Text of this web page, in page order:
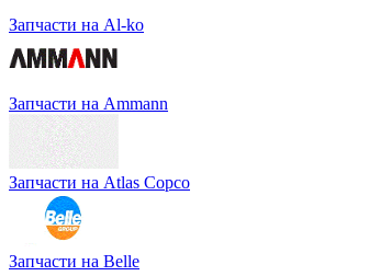
Запчасти на Al-ko
Запчасти на Ammann
Запчасти на Atlas Copco
Запчасти на Belle